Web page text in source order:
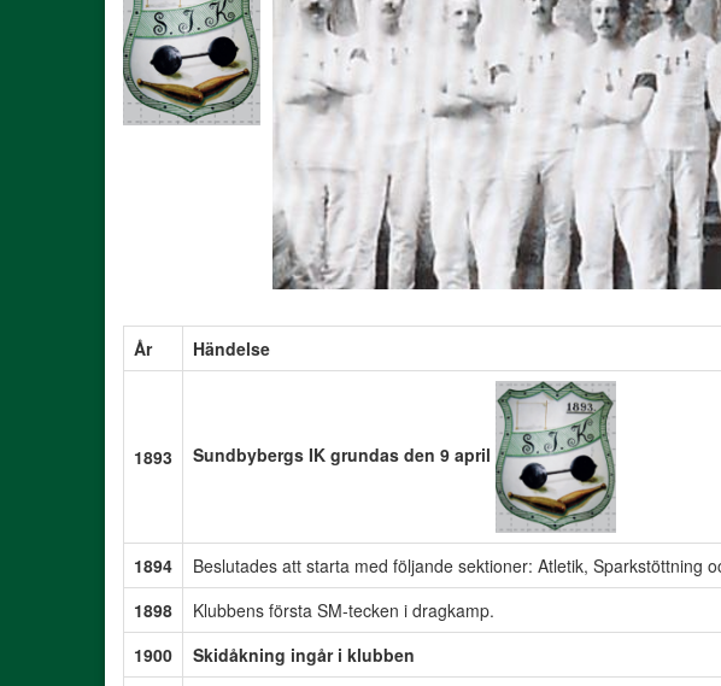
År Händelse
1893 Sundbybergs IK grundas den 9 april
1894
Beslutades att starta med följande sektioner: Atletik, Sparkstöttning
1898
Klubbens första SM-tecken i dragkamp.
1900
Skidåkning ingår i klubben